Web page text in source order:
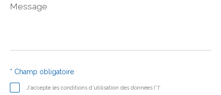
Message
J'accepte les conditions d'utilisation des données (*)*
* Champ obligatoire